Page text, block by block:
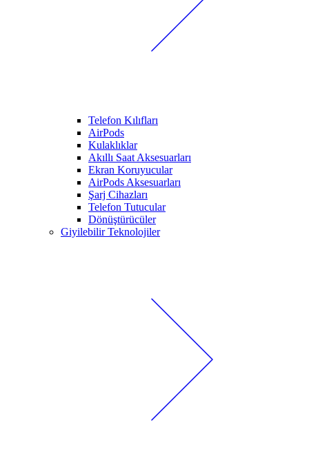
Telefon Kılıfları
AirPods
Kulaklıklar
Akıllı Saat Aksesuarları
Ekran Koruyucular
AirPods Aksesuarları
Şarj Cihazları
Telefon Tutucular
Dönüştürücüler
Giyilebilir Teknolojiler